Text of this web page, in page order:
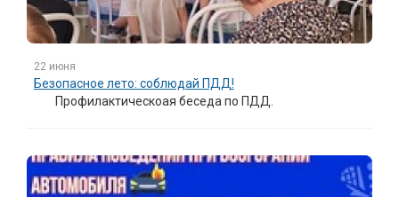
22 июня
Безопасное лето: соблюдай ПДД!
Профилактическоая беседа по ПДД.